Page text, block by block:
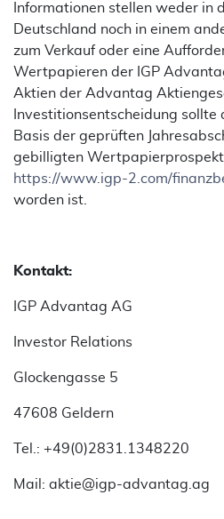
Informationen stellen weder in
Deutschland noch in einem
zum Verkauf oder eine
Wertpapieren der IGP
Aktien der Advantag
Investitionsentscheidung sollte
Basis der geprüften
gebilligten
https://www.igp-2.com/
worden ist.
Kontakt:
IGP Advantag AG
Investor Relations
Glockengasse 5
47608 Geldern
Tel.: +49(0)2831.1348220
Mail: aktie@igp-advantag.ag